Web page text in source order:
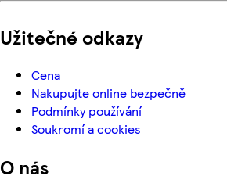
Užitečné odkazy
Cena
Nakupujte online bezpečně
Podmínky používání
Soukromí a cookies
O nás